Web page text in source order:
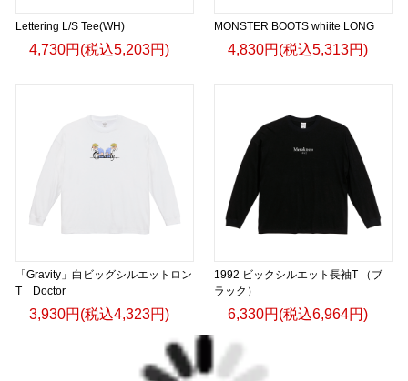
Lettering L/S Tee(WH)
4,730円(税込5,203円)
MONSTER BOOTS whiite LONG
4,830円(税込5,313円)
「Gravity」白ビッグシルエットロン
T Doctor
3,930円(税込4,323円)
1992 ビックシルエット長袖T （ブ
ラック）
6,330円(税込6,964円)